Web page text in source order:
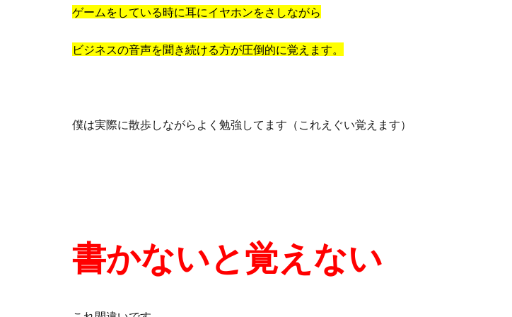
ゲームをしている時に耳にイヤホンをさしながら
ビジネスの音声を聞き続ける方が圧倒的に覚えます。
僕は実際に散歩しながらよく勉強してます（これえぐい覚えます）
書かないと覚えない